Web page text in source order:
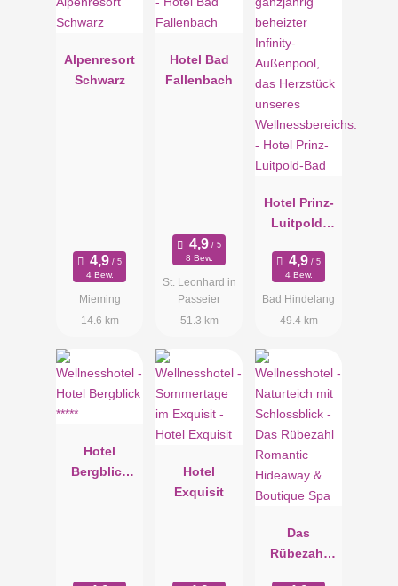
Alpenresort
Schwarz
4 Bew.
Mieming
14.6 km
Hotel Bad
Fallenbach
8 Bew.
St. Leonhard in
Passeier
51.3 km
Hotel Prinz-
Luitpold-
4 Bew.
Bad Hindelang
49.4 km
Hotel
Bergblick
Hotel
Exquisit
Das
Rübezahl